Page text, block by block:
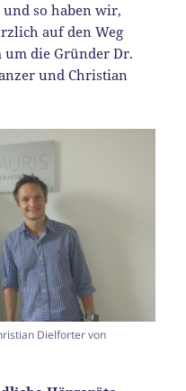
und so haben wir,
auf den Weg
um die Gründer Dr.
und Christian
Dielforter von